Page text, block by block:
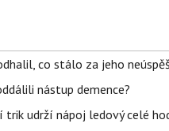
co stálo za jeho
nástup demence?
trik udrží nápoj ledový celé